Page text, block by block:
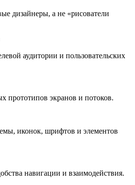
дизайнеры, а не «рисователи
аудитории и пользовательских
прототипов экранов и потоков.
иконок, шрифтов и элементов
навигации и взаимодействия.